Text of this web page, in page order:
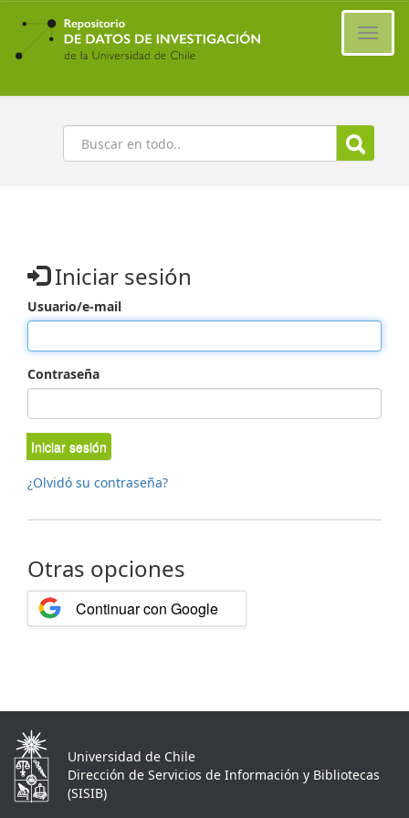
Ir
contenido
principal
Buscar
Iniciar sesión
Usuario/e-mail
Contraseña
Iniciar sesión
¿Olvidó su contraseña?
Otras opciones
Continuar con Google
Universidad de Chile
Dirección de Servicios de Información y Bibliotecas
(SISIB)